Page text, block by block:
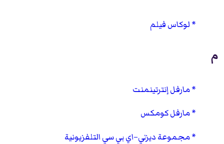
لوكاس فيلم
م
مارفل إنترتينمنت
مارفل كومكس
مجموعة ديزني–اي بي سي التلفزيونية